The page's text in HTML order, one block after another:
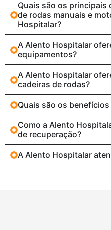
Quais são os principais
de rodas manuais e
Hospitalar?
A Alento Hospitalar
equipamentos?
A Alento Hospitalar
cadeiras de rodas?
Quais são os
Como a Alento
de recuperação?
A Alento Hospitalar